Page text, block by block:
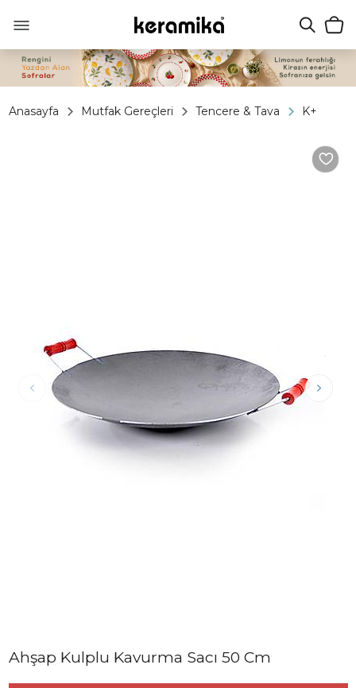
Anasayfa Mutfak Gereçleri Tencere & Tava K+
Ahşap Kulplu Kavurma Sacı 50 Cm